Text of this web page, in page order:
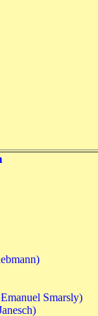
Smarsly)